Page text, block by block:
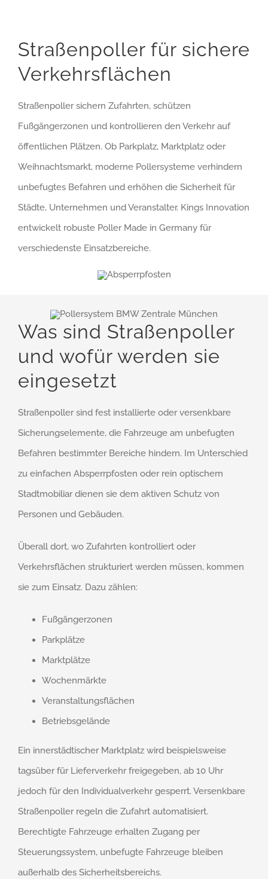
Straßenpoller für sichere
Verkehrsflächen
Straßenpoller sichern Zufahrten, schützen
Fußgängerzonen und kontrollieren den Verkehr auf
öffentlichen Plätzen. Ob Parkplatz, Marktplatz oder
Weihnachtsmarkt, moderne Pollersysteme verhindern
unbefugtes Befahren und erhöhen die Sicherheit für
Städte, Unternehmen und Veranstalter. Kings Innovation
entwickelt robuste Poller Made in Germany für
verschiedenste Einsatzbereiche.
Was sind Straßenpoller
und wofür werden sie
eingesetzt
Straßenpoller sind fest installierte oder versenkbare
Sicherungselemente, die Fahrzeuge am unbefugten
Befahren bestimmter Bereiche hindern. Im Unterschied
zu einfachen Absperrpfosten oder rein optischem
Stadtmobiliar dienen sie dem aktiven Schutz von
Personen und Gebäuden.
Überall dort, wo Zufahrten kontrolliert oder
Verkehrsflächen strukturiert werden müssen, kommen
sie zum Einsatz. Dazu zählen:
Fußgängerzonen
Parkplätze
Marktplätze
Wochenmärkte
Veranstaltungsflächen
Betriebsgelände
Ein innerstädtischer Marktplatz wird beispielsweise
tagsüber für Lieferverkehr freigegeben, ab 10 Uhr
jedoch für den Individualverkehr gesperrt. Versenkbare
Straßenpoller regeln die Zufahrt automatisiert.
Berechtigte Fahrzeuge erhalten Zugang per
Steuerungssystem, unbefugte Fahrzeuge bleiben
außerhalb des Sicherheitsbereichs.